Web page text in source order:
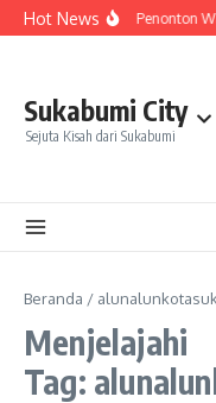
Lewati ke konten
Hot NewsLautan Penonton
Sukabumi City
Sejuta Kisah dari Sukabumi
Beranda /
Menjelajahi
Tag: